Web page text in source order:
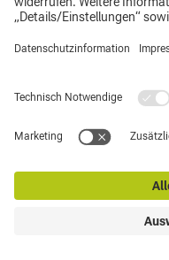
und in zweifacher
hierzu ist nur nach
durch uns zulässig.
- nicht im Preis
Beistellungen des
Frachtkosten)
- der Wert von
Auch bei